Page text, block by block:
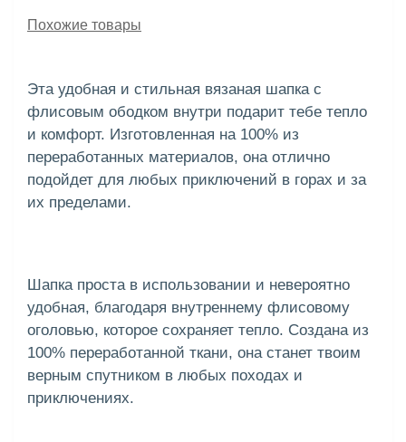
Похожие товары
Эта удобная и стильная вязаная шапка с
флисовым ободком внутри подарит тебе тепло
и комфорт. Изготовленная на 100% из
переработанных материалов, она отлично
подойдет для любых приключений в горах и за
их пределами.
Шапка проста в использовании и невероятно
удобная, благодаря внутреннему флисовому
оголовью, которое сохраняет тепло. Создана из
100% переработанной ткани, она станет твоим
верным спутником в любых походах и
приключениях.